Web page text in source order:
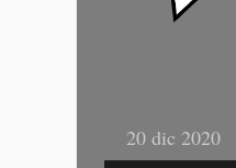
20 dic 2020